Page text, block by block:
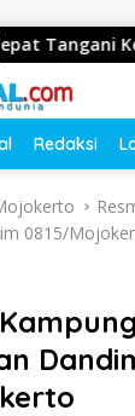
Redaksi
0815/